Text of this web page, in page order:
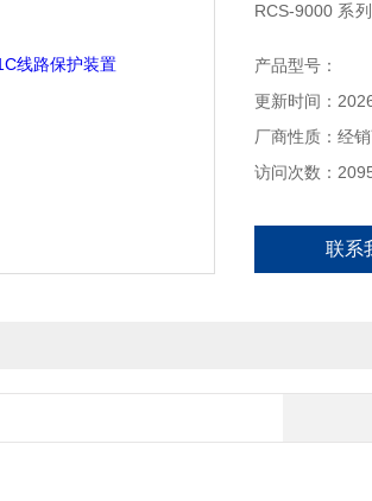
RCS-9000 系
装置之中，功
量）、监视、
控制功能，还
2) 保护功能独
件、
软件均具有独
产品型号：
更新时间：
厂商性质：经
访问次数：
联系